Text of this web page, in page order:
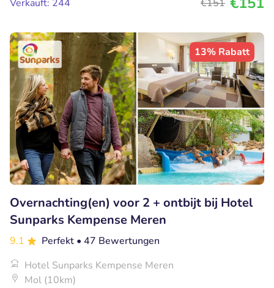
Verkauft: 244 €151
13% Rabatt
Overnachting(en) voor 2 + ontbijt bij Hotel
Sunparks Kempense Meren
9.1 Perfekt • 47 Bewertungen
Hotel Sunparks Kempense Meren
Mol (10km)